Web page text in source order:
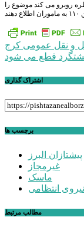
روبرو می کند موضوع را
راهبری
نوشته
و نقل عمومی کرج
قطع می شود
اشتراک گذاری
برچسب ها
پیشتازان البرز
غیرمجاز
ماسک
نیروی انتظامی
مطالب مرتبط